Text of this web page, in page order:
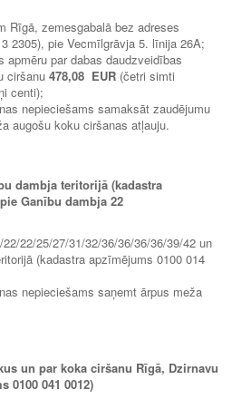
Rīgā, zemesgabalā bez adreses
2305), pie Vecmīlgrāvja 5. līnija 26A;
par dabas daudzveidības
ciršanu 478,08 EUR (četri simti
centi);
nepieciešams samaksāt zaudējumu
augošu koku ciršanas atļauju.
dambja teritorijā (kadastra
Ganību dambja 22
22/25/27/31/32/36/36/36/36/39/42 un
(kadastra apzīmējums 0100 014
nepieciešams saņemt ārpus meža
un par koka ciršanu Rīgā, Dzirnavu
0100 041 0012)